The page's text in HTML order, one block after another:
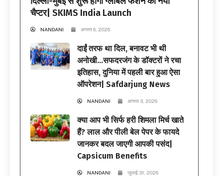
चैप्टर| SKIMS India Launch
NANDANI अगस्त 6, 2026
दाईं तरफ था दिल, बनावट भी थी
अनोखी…सफदरजंग के डॉक्टरों ने रचा
इतिहास, दुनिया में पहली बार हुआ ऐसा
ऑपरेशन| Safdarjung News
NANDANI अगस्त 3, 2026
क्या आप भी सिर्फ हरी शिमला मिर्च खाते
हैं? लाल और पीली बेल पेपर के फायदे
जानकर बदल जाएगी आपकी पसंद|
Capsicum Benefits
NANDANI जुलाई 31, 2026